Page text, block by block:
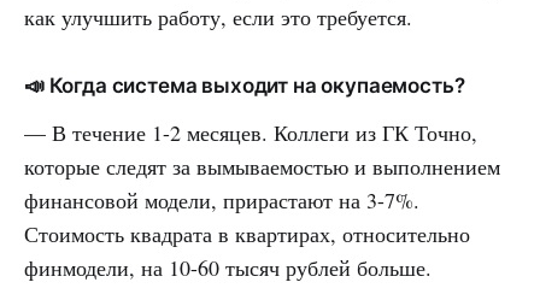
как улучшить работу, если это требуется.
📣 Когда система выходит на окупаемость?
— В течение 1-2 месяцев. Коллеги из ГК Точно,
которые следят за вымываемостью и выполнением
финансовой модели, прирастают на 3-7%.
Стоимость квадрата в квартирах, относительно
финмодели, на 10-60 тысяч рублей больше.